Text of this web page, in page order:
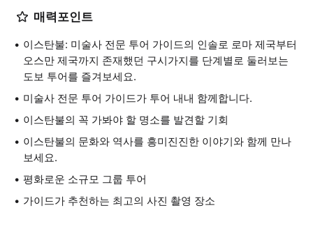
매력포인트
이스탄불: 미술사 전문 투어 가이드의 인솔로 로마 제국부터
오스만 제국까지 존재했던 구시가지를 단계별로 둘러보는
도보 투어를 즐겨보세요.
미술사 전문 투어 가이드가 투어 내내 함께합니다.
이스탄불의 꼭 가봐야 할 명소를 발견할 기회
이스탄불의 문화와 역사를 흥미진진한 이야기와 함께 만나
보세요.
평화로운 소규모 그룹 투어
가이드가 추천하는 최고의 사진 촬영 장소